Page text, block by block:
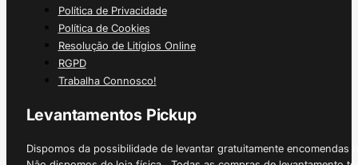
Política de Privacidade
Política de Cookies
Resolução de Litígios Online
RGPD
Trabalha Connosco!
Levantamentos Pickup
Dispomos da possibilidade de levantar gratuitamente